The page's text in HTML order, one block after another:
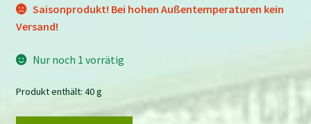
Saisonprodukt! Bei hohen Außentemperaturen kein
Versand!
Nur noch 1 vorrätig
Produkt enthält: 40g